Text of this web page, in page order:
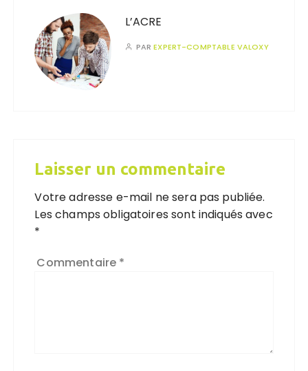
L’ACRE
PAREXPERT-COMPTABLE VALOXY
Laisser un commentaire
Votre adresse e-mail ne sera pas publiée.
Les champs obligatoires sont indiqués avec
*
Commentaire *